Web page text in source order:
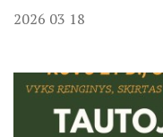
NVŠ
2026 03 18